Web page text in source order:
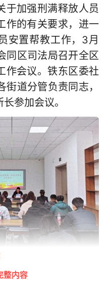
于加强刑满释放人员
作的有关要求，进一
安置帮教工作，3月
同区司法局召开全区
作会议。铁东区委社
道分管负责同志，
参加会议。
政法委员会等部门联
整内容